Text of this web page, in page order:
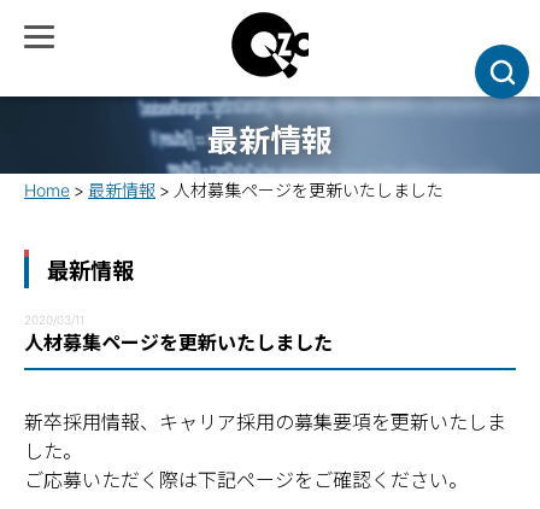
最新情報
Home 最新情報 人材募集ページを更新いたしました
最新情報
2020/03/11
人材募集ページを更新いたしました
新卒採用情報、キャリア採用の募集要項を更新いたしま
した。
ご応募いただく際は下記ページをご確認ください。